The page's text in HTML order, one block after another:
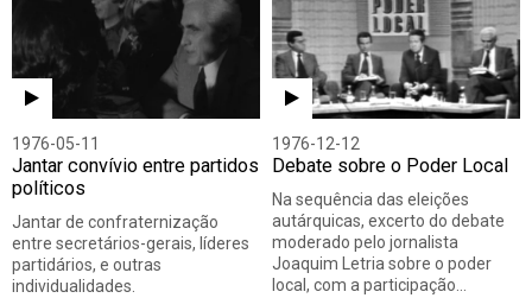
1976-05-11
Jantar convívio entre partidos
políticos
Jantar de confraternização
entre secretários-gerais, líderes
partidários, e outras
individualidades.
1976-12-12
Debate sobre o Poder Local
Na sequência das eleições
autárquicas, excerto do debate
moderado pelo jornalista
Joaquim Letria sobre o poder
local, com a participação…